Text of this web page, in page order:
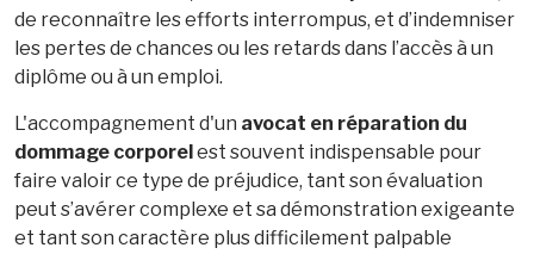
de reconnaître les efforts interrompus, et d’indemniser
les pertes de chances ou les retards dans l’accès à un
diplôme ou à un emploi.
L'accompagnement d'un avocat en réparation du
dommage corporel est souvent indispensable pour
faire valoir ce type de préjudice, tant son évaluation
peut s’avérer complexe et sa démonstration exigeante
et tant son caractère plus difficilement palpable